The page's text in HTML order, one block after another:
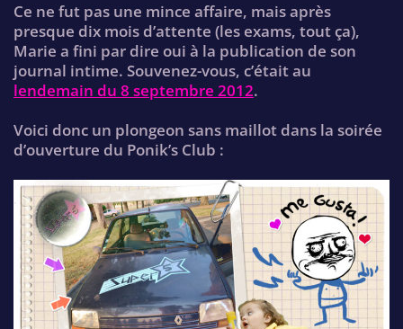
Ce ne fut pas une mince affaire, mais après
presque dix mois d’attente (les exams, tout ça),
Marie a fini par dire oui à la publication de son
journal intime. Souvenez-vous, c’était au
lendemain du 8 septembre 2012.
Voici donc un plongeon sans maillot dans la soirée
d’ouverture du Ponik’s Club :